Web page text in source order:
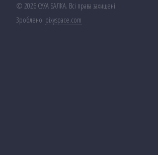
© 2026 СУХА БАЛКА. Всі права захищені.
Зроблено pixyspace.com